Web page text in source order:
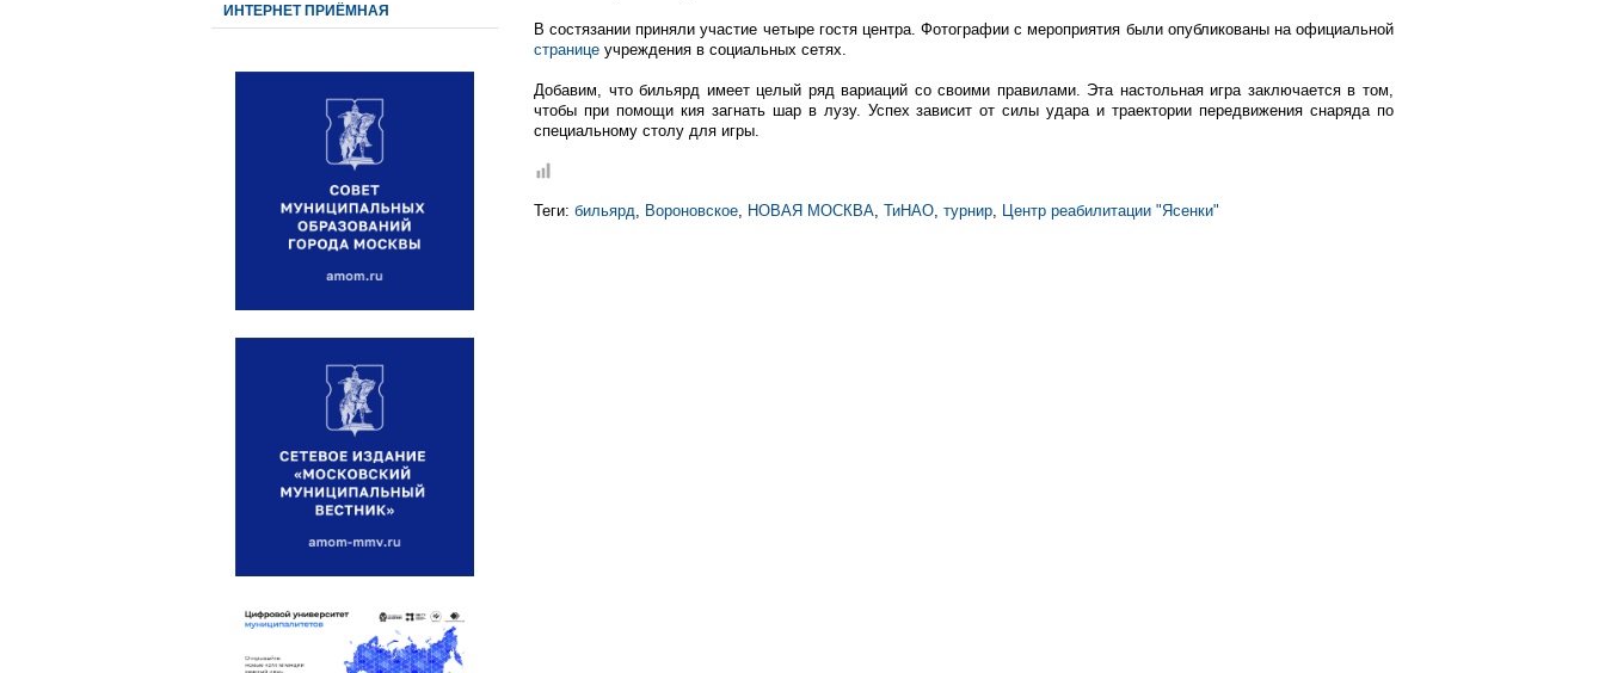
ИНТЕРНЕТ ПРИЁМНАЯ
В состязании приняли участие четыре гостя центра. Фотографии с мероприятия были опубликованы на официальной
странице учреждения в социальных сетях.
Добавим, что бильярд имеет целый ряд вариаций со своими правилами. Эта настольная игра заключается в том,
чтобы при помощи кия загнать шар в лузу. Успех зависит от силы удара и траектории передвижения снаряда по
специальному столу для игры.
Теги: бильярд Вороновское НОВАЯ МОСКВА ТиНАО турнир Центр реабилитации "Ясенки"